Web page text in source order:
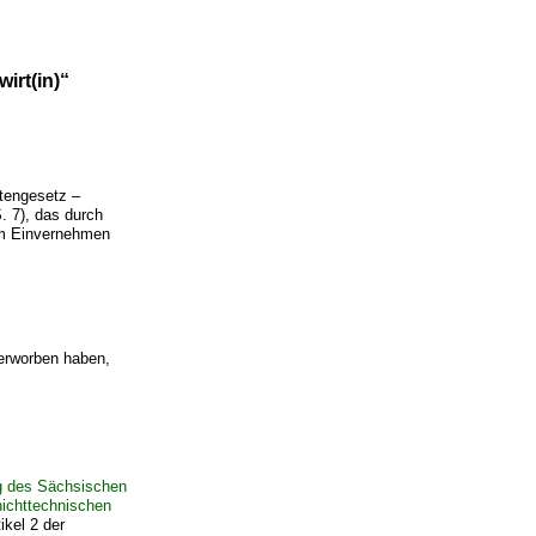
–
7), das durch
Einvernehmen
haben,
des Sächsischen
2 der